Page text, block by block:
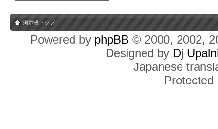
掲示板トップ
Powered by phpBB © 2000, 2002,
Designed by Dj
Japanese